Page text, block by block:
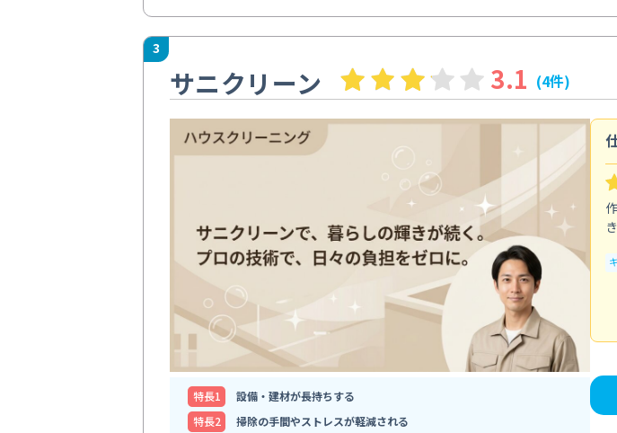
3
サニクリーン 3.1 (4件)
特⻑1
設備・建材が長持ちする
特⻑2
掃除の手間やストレスが軽減される